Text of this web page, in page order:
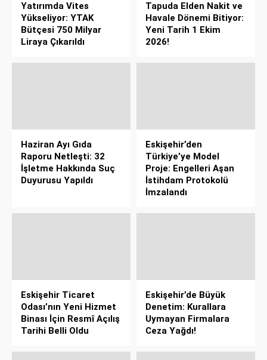
Yatırımda Vites
Yükseliyor: YTAK
Bütçesi 750 Milyar
Liraya Çıkarıldı
Tapuda Elden Nakit ve
Havale Dönemi Bitiyor:
Yeni Tarih 1 Ekim
2026!
Haziran Ayı Gıda
Raporu Netleşti: 32
İşletme Hakkında Suç
Duyurusu Yapıldı
Eskişehir’den
Türkiye’ye Model
Proje: Engelleri Aşan
İstihdam Protokolü
İmzalandı
Eskişehir Ticaret
Odası’nın Yeni Hizmet
Binası İçin Resmî Açılış
Tarihi Belli Oldu
Eskişehir’de Büyük
Denetim: Kurallara
Uymayan Firmalara
Ceza Yağdı!